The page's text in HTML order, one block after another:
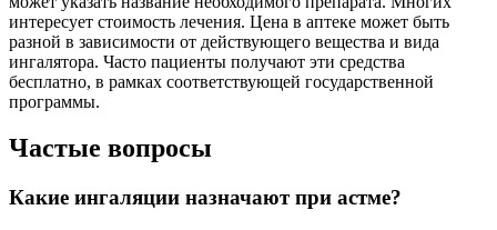
интересует стоимость лечения. Цена в аптеке может быть
разной в зависимости от действующего вещества и вида
ингалятора. Часто пациенты получают эти средства
бесплатно, в рамках соответствующей государственной
программы.
Частые вопросы
Какие ингаляции назначают при астме?